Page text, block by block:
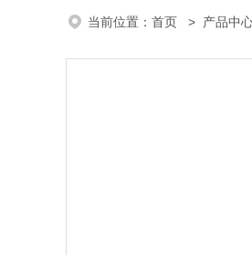
当前位置： 首页 > 产品中